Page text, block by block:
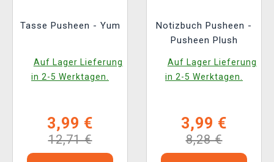
Tasse Pusheen - Yum
Auf Lager Lieferung
in 2-5 Werktagen.
3,99 €
12,71 €
Notizbuch Pusheen -
Pusheen Plush
Auf Lager Lieferung
in 2-5 Werktagen.
3,99 €
8,28 €